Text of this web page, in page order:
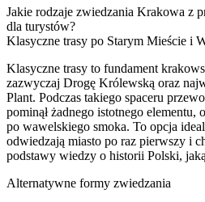
Jakie rodzaje zwiedzania Krakowa z
dla turystów?
Klasyczne trasy po Starym Mieście i
Klasyczne trasy to fundament
zazwyczaj Drogę Królewską oraz
Plant. Podczas takiego spaceru
pominął żadnego istotnego elementu,
po wawelskiego smoka. To opcja
odwiedzają miasto po raz pierwszy i
podstawy wiedzy o historii Polski,
Alternatywne formy zwiedzania